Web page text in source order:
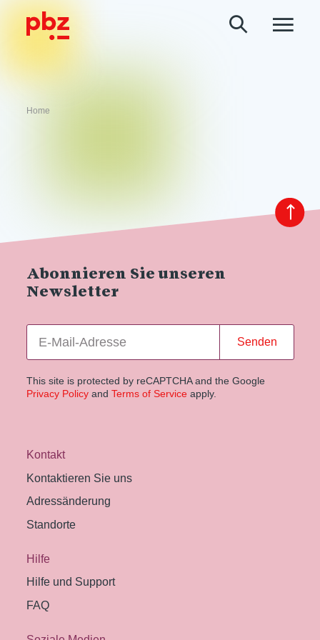
Home
Abonnieren Sie unseren
Newsletter
Senden
This site is protected by reCAPTCHA and the Google
Privacy Policyand Terms of Service apply.
Kontakt
Kontaktieren Sie uns
Adressänderung
Standorte
Hilfe
Hilfe und Support
FAQ